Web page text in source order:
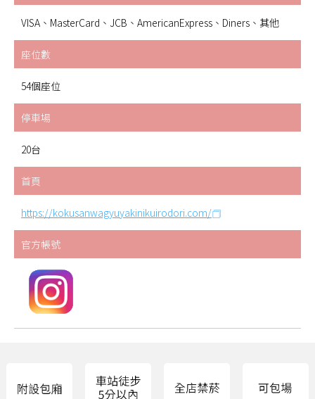
VISA、MasterCard、JCB、AmericanExpress、Diners、其他
座位數
54個座位
停車場
20台
首頁
https://kokusanwagyuyakinikuirodori.com/
官方帳號